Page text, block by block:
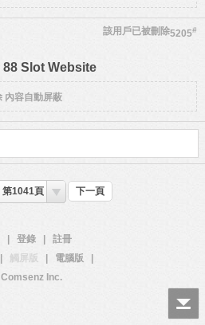
5205#
該用戶已被刪除
Slot Website
內容自動屏蔽
第1041頁 下一頁
登錄
註冊
觸屏版 電腦版
Inc.